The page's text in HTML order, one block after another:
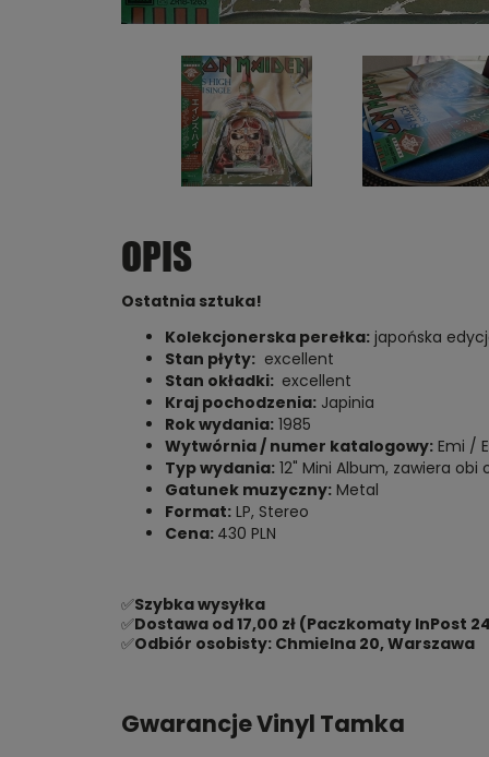
OPIS
Ostatnia sztuka!
Kolekcjonerska perełka:japońska
Stan płyty:excellent
Stan okładki: excellent
Kraj pochodzenia:Japinia
Rok wydania:1985
Wytwórnia / numer katalogowy:Emi /
Typ wydania:12" Mini Album, zawiera obi
Gatunek muzyczny:Metal
Format:LP, Stereo
Cena: 430 PLN
✅Szybka wysyłka
✅Dostawa od 17,00 zł (Paczkomaty InPost
✅Odbiór osobisty: Chmielna 20, Warszawa
Gwarancje Vinyl Tamka